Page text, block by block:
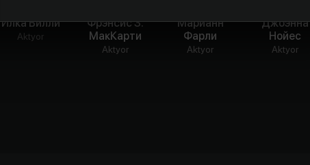
Илка Вилли
Aktyor
Фрэнсис З.
МакКарти
Aktyor
Марианн
Фарли
Aktyor
Джоэнна
Нойес
Aktyor